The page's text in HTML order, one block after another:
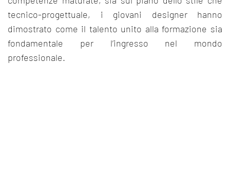
tecnico-progettuale, i giovani designer hanno
dimostrato come il talento unito alla formazione sia
fondamentale per l’ingresso nel mondo
professionale.